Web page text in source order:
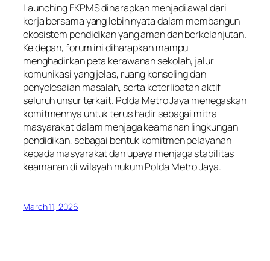
Launching FKPMS diharapkan menjadi awal dari
kerja bersama yang lebih nyata dalam membangun
ekosistem pendidikan yang aman dan berkelanjutan.
Ke depan, forum ini diharapkan mampu
menghadirkan peta kerawanan sekolah, jalur
komunikasi yang jelas, ruang konseling dan
penyelesaian masalah, serta keterlibatan aktif
seluruh unsur terkait. Polda Metro Jaya menegaskan
komitmennya untuk terus hadir sebagai mitra
masyarakat dalam menjaga keamanan lingkungan
pendidikan, sebagai bentuk komitmen pelayanan
kepada masyarakat dan upaya menjaga stabilitas
keamanan di wilayah hukum Polda Metro Jaya.
March 11, 2026